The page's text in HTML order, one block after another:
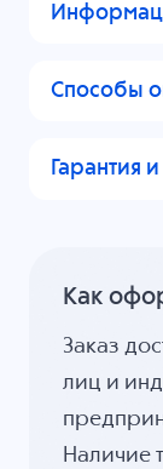
Способы
Гарантия
Как
Заказ
лиц и
Наличие